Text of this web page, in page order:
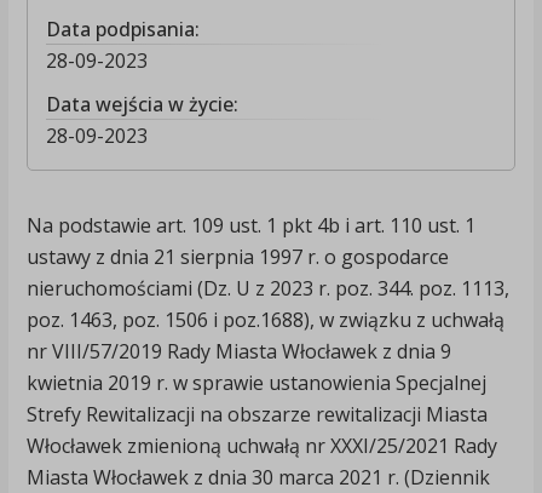
Data podpisania:
28-09-2023
Data wejścia w życie:
28-09-2023
Na podstawie art. 109 ust. 1 pkt 4b i art. 110 ust. 1
ustawy z dnia 21 sierpnia 1997 r. o gospodarce
nieruchomościami (Dz. U z 2023 r. poz. 344. poz. 1113,
poz. 1463, poz. 1506 i poz.1688), w związku z uchwałą
nr VIII/57/2019 Rady Miasta Włocławek z dnia 9
kwietnia 2019 r. w sprawie ustanowienia Specjalnej
Strefy Rewitalizacji na obszarze rewitalizacji Miasta
Włocławek zmienioną uchwałą nr XXXI/25/2021 Rady
Miasta Włocławek z dnia 30 marca 2021 r. (Dziennik